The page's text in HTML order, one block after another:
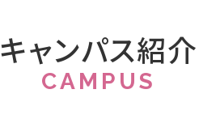
キャンパス紹介
CAMPUS